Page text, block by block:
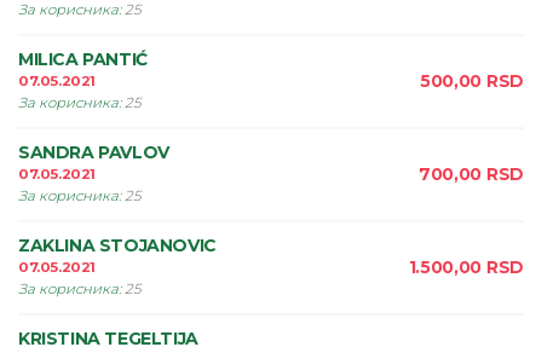
За корисника:25
MILICA PANTIĆ
07.05.2021
За корисника:25
500,00 RSD
SANDRA PAVLOV
07.05.2021
За корисника:25
700,00 RSD
ZAKLINA STOJANOVIC
07.05.2021
За корисника:25
1.500,00 RSD
KRISTINA TEGELTIJA